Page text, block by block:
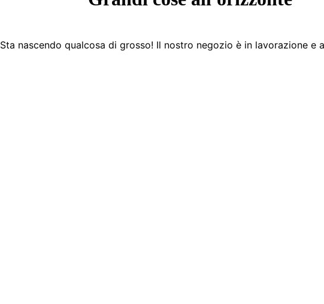
Sta nascendo qualcosa di grosso! Il nostro negozio è in lavorazione e